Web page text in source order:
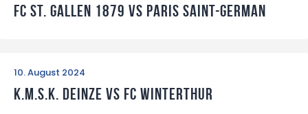
FC St. Gallen 1879 vs Paris Saint-German
10. August 2024
K.M.S.K. Deinze vs FC Winterthur